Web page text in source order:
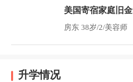
房东 38岁/2/美容师
升学情况